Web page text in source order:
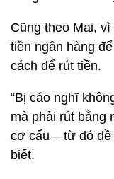
Cũng theo Mai,
tiền ngân hàng
cách để rút tiền.
“Bị cáo nghĩ
mà phải rút bằng
cơ cấu – từ đó đề
biết.